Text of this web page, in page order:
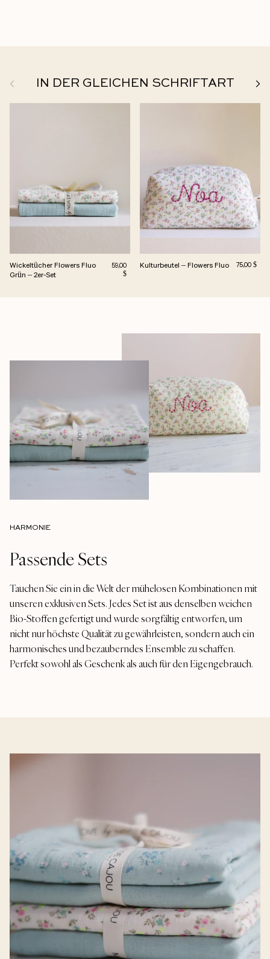
Zurück IN DER GLEICHEN SCHRIFTART
Wickeltücher Flowers Fluo
Grün – 2er-Set
Normalpreis
59,00
$
Kulturbeutel – Flowers Fluo Normalpreis
75,00 $
HARMONIE
Passende Sets
Tauchen Sie ein in die Welt der mühelosen Kombinationen mit
unseren exklusiven Sets. Jedes Set ist aus denselben weichen
Bio-Stoffen gefertigt und wurde sorgfältig entworfen, um
nicht nur höchste Qualität zu gewährleisten, sondern auch ein
harmonisches und bezauberndes Ensemble zu schaffen.
Perfekt sowohl als Geschenk als auch für den Eigengebrauch.